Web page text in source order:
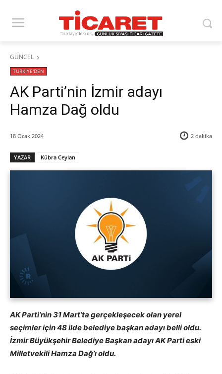
GÜNCEL
TÜRKİYE'DEN
AK Parti’nin İzmir adayı
Hamza Dağ oldu
18 Ocak 2024 2 dakika
YAZAR Kübra Ceylan
AK Parti’nin 31 Mart’ta gerçekleşecek olan yerel
seçimler için 48 ilde belediye başkan adayı belli oldu.
İzmir Büyükşehir Belediye Başkan adayı AK Parti eski
Milletvekili Hamza Dağ’ı oldu.